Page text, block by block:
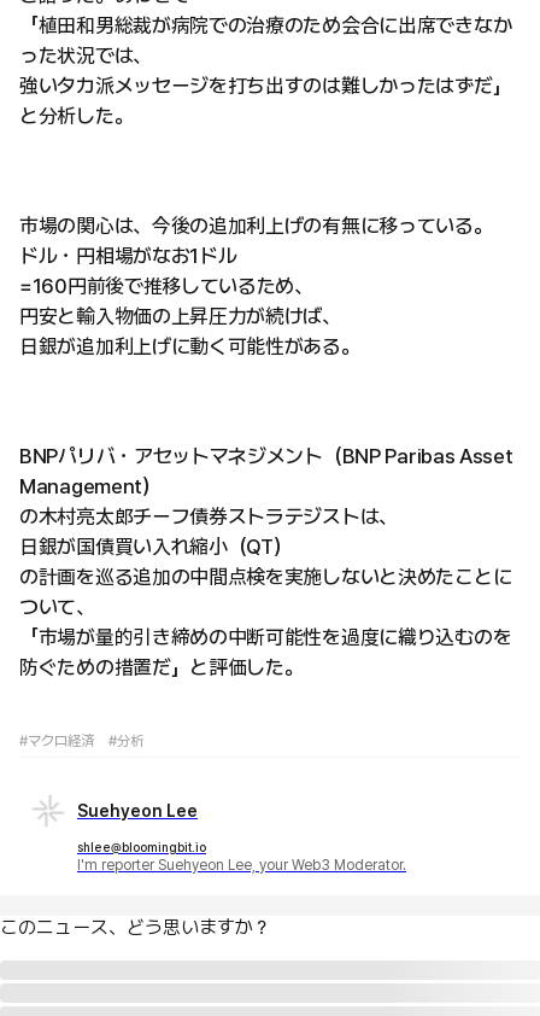
「植田和男総裁が病院での治療のため会合に出席できなか
った状況では、
強いタカ派メッセージを打ち出すのは難しかったはずだ」
と分析した。
市場の関心は、今後の追加利上げの有無に移っている。
ドル・円相場がなお1ドル
=160円前後で推移しているため、
円安と輸入物価の上昇圧力が続けば、
日銀が追加利上げに動く可能性がある。
BNPパリバ・アセットマネジメント（BNP Paribas Asset
Management）
の木村亮太郎チーフ債券ストラテジストは、
日銀が国債買い入れ縮小（QT）
の計画を巡る追加の中間点検を実施しないと決めたことに
ついて、
「市場が量的引き締めの中断可能性を過度に織り込むのを
防ぐための措置だ」と評価した。
#マクロ経済 #分析
Suehyeon Lee
shlee@bloomingbit.io
I'm reporter Suehyeon Lee, your Web3 Moderator.
このニュース、どう思いますか？